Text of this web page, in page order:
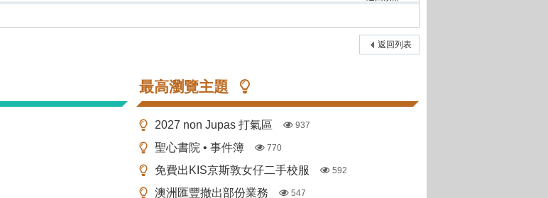
返回列表
最高瀏覽主題
2027 non Jupas 打氣區 937
聖心書院 • 事件簿 770
免費出KIS京斯敦女仔二手校服 592
澳洲匯豐撤出部份業務 547